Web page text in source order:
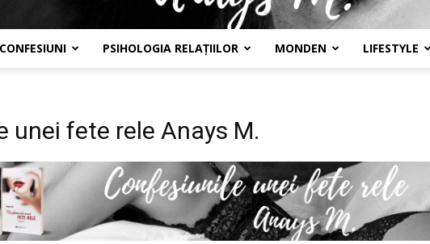
unei
CONFESIUNI PSIHOLOGIA RELAȚIILOR MONDEN LIFESTYLE
unei fete rele Anays M.